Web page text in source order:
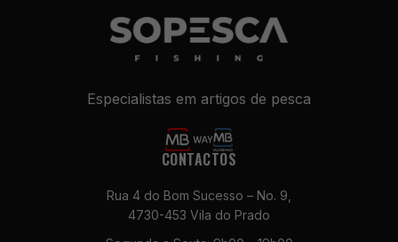
Especialistas em artigos de pesca
CONTACTOS
Rua 4 do Bom Sucesso – No. 9,
4730-453 Vila do Prado